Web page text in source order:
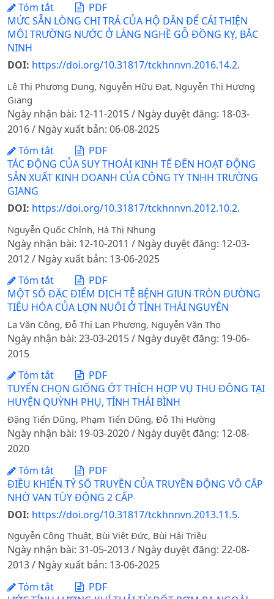
Tóm tắt
PDF
MỨC SẴN LÒNG CHI TRẢ CỦA HỘ DÂN ĐỂ CẢI THIỆN
MÔI TRƯỜNG NƯỚC Ở LÀNG NGHỀ GỖ ĐỒNG KỴ, BẮC
NINH
DOI: https://doi.org/10.31817/tckhnnvn.2016.14.2.
Lê Thị Phương Dung, Nguyễn Hữu Đạt, Nguyễn Thị Hương
Giang
Ngày nhận bài: 12-11-2015 / Ngày duyệt đăng: 18-03-
2016 / Ngày xuất bản: 06-08-2025
Tóm tắt
PDF
TÁC ĐỘNG CỦA SUY THOÁI KINH TẾ ĐẾN HOẠT ĐỘNG
SẢN XUẤT KINH DOANH CỦA CÔNG TY TNHH TRƯỜNG
GIANG
DOI: https://doi.org/10.31817/tckhnnvn.2012.10.2.
Nguyễn Quốc Chỉnh, Hà Thị Nhung
Ngày nhận bài: 12-10-2011 / Ngày duyệt đăng: 12-03-
2012 / Ngày xuất bản: 13-06-2025
Tóm tắt
PDF
MỘT SỐ ĐẶC ĐIỂM DỊCH TỄ BỆNH GIUN TRÒN ĐƯỜNG
TIÊU HÓA CỦA LỢN NUÔI Ở TỈNH THÁI NGUYÊN
La Văn Công, Đỗ Thị Lan Phương, Nguyễn Văn Thọ
Ngày nhận bài: 23-03-2015 / Ngày duyệt đăng: 19-06-
2015
Tóm tắt
PDF
TUYỂN CHỌN GIỐNG ỚT THÍCH HỢP VỤ THU ĐÔNG TẠI
HUYỆN QUỲNH PHỤ, TỈNH THÁI BÌNH
Đặng Tiến Dũng, Phạm Tiến Dũng, Đỗ Thị Hường
Ngày nhận bài: 19-03-2020 / Ngày duyệt đăng: 12-08-
2020
Tóm tắt
PDF
ĐIỀU KHIỂN TỶ SỐ TRUYỀN CỦA TRUYỀN ĐỘNG VÔ CẤP
NHỜ VAN TÙY ĐỘNG 2 CẤP
DOI: https://doi.org/10.31817/tckhnnvn.2013.11.5.
Nguyễn Công Thuật, Bùi Việt Đức, Bùi Hải Triều
Ngày nhận bài: 31-05-2013 / Ngày duyệt đăng: 22-08-
2013 / Ngày xuất bản: 13-06-2025
Tóm tắt
PDF